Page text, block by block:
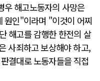
우 해고노동자의 사망은
원인"이라며 "이것이 어찌
해고를 감행한 한전의 살
사죄하고 보상해야 하고,
결대로 노동자들을 직접